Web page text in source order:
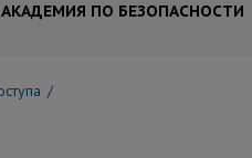
АКАДЕМИЯ ПО БЕЗОПАСНОСТИ